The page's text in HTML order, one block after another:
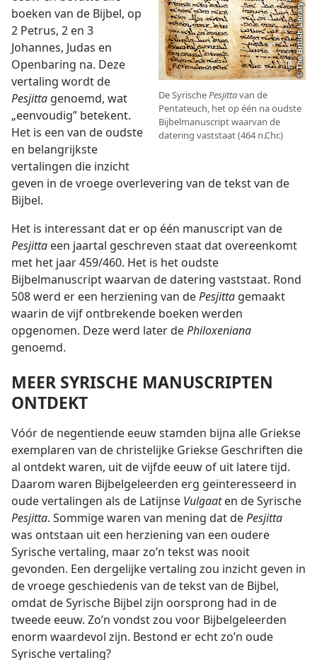
De SyrischePesjittavan de
Pentateuch, het op één na oudste
Bijbelmanuscript waarvan de
datering vaststaat (464 n.Chr.)
boeken van de Bijbel, op
2 Petrus, 2 en 3
Johannes, Judas en
Openbaring na. Deze
vertaling wordt de
Pesjitta genoemd, wat
„eenvoudig” betekent.
Het is een van de oudste
en belangrijkste
vertalingen die inzicht
geven in de vroege overlevering van de tekst van de
Bijbel.
Het is interessant dat er op één manuscript van de
Pesjitta een jaartal geschreven staat dat overeenkomt
met het jaar 459/460. Het is het oudste
Bijbelmanuscript waarvan de datering vaststaat. Rond
508 werd er een herziening van dePesjitta gemaakt
waarin de vijf ontbrekende boeken werden
opgenomen. Deze werd later dePhiloxeniana
genoemd.
MEER SYRISCHE MANUSCRIPTEN
ONTDEKT
Vóór de negentiende eeuw stamden bijna alle Griekse
exemplaren van de christelijke Griekse Geschriften die
al ontdekt waren, uit de vijfde eeuw of uit latere tijd.
Daarom waren Bijbelgeleerden erg geïnteresseerd in
oude vertalingen als de Latijnse Vulgaaten de Syrische
Pesjitta. Sommige waren van mening dat dePesjitta
was ontstaan uit een herziening van een oudere
Syrische vertaling, maar zo’n tekst was nooit
gevonden. Een dergelijke vertaling zou inzicht geven in
de vroege geschiedenis van de tekst van de Bijbel,
omdat de Syrische Bijbel zijn oorsprong had in de
tweede eeuw. Zo’n vondst zou voor Bijbelgeleerden
enorm waardevol zijn. Bestond er echt zo’n oude
Syrische vertaling?